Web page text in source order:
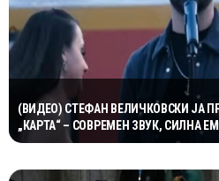
(ВИДЕО) СТЕФАН ВЕЛИЧКОВСКИ ЈА
„КАРТА“ – СОВРЕМЕН ЗВУК, СИЛНА
ВИДЕОСПОТ